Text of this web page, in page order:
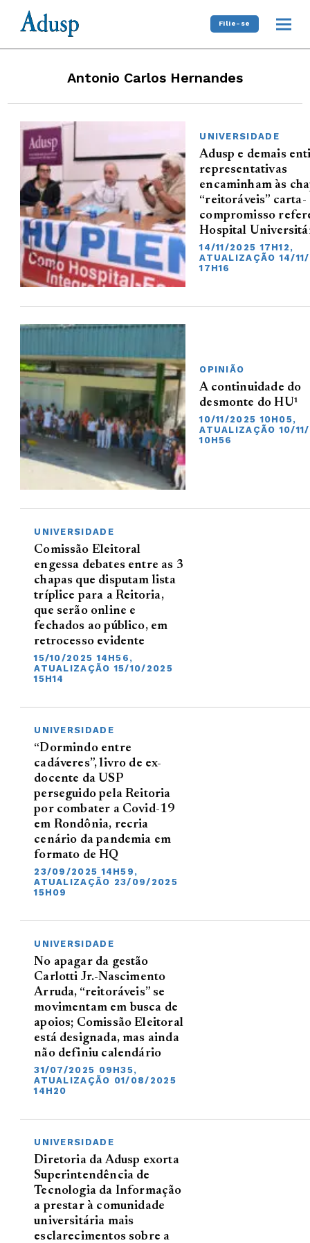
Filie-se
Antonio Carlos Hernandes
UNIVERSIDADE
Adusp e demais
representativas
encaminham às
“reitoráveis” carta-
compromisso
Hospital
14/11/2025 17H12,
ATUALIZAÇÃO 14/
17H16
OPINIÃO
A continuidade do
desmonte do HU¹
10/11/2025 10H05,
ATUALIZAÇÃO 10/
10H56
UNIVERSIDADE
Comissão Eleitoral
engessa debates entre as 3
chapas que disputam lista
tríplice para a Reitoria,
que serão online e
fechados ao público, em
retrocesso evidente
15/10/2025 14H56,
ATUALIZAÇÃO 15/10/2025
15H14
UNIVERSIDADE
“Dormindo entre
cadáveres”, livro de ex-
docente da USP
perseguido pela Reitoria
por combater a Covid-19
em Rondônia, recria
cenário da pandemia em
formato de HQ
23/09/2025 14H59,
ATUALIZAÇÃO 23/09/2025
15H09
UNIVERSIDADE
No apagar da gestão
Carlotti Jr.-Nascimento
Arruda, “reitoráveis” se
movimentam em busca de
apoios; Comissão Eleitoral
está designada, mas ainda
não definiu calendário
31/07/2025 09H35,
ATUALIZAÇÃO 01/08/2025
14H20
UNIVERSIDADE
Diretoria da Adusp exorta
Superintendência de
Tecnologia da Informação
a prestar à comunidade
universitária mais
esclarecimentos sobre a